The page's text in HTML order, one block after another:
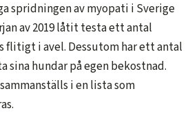
spridningen av myopati i Sverige
av 2019 låtit testa ett antal
flitigt i avel. Dessutom har ett antal
sina hundar på egen bekostnad.
i en lista som